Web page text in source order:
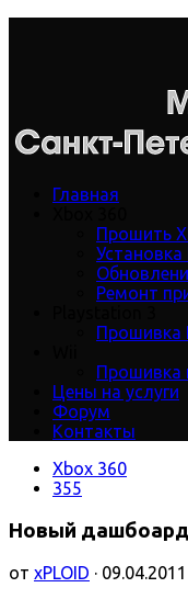
Главная
Прошить
Ремонт
Прошивка
Прошивка
Цены на услуги
Форум
Контакты
Xbox 360
355
Новый
от xPLOID · 09.04.2011